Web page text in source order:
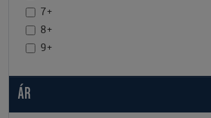
7+
8+
9+
ÁR